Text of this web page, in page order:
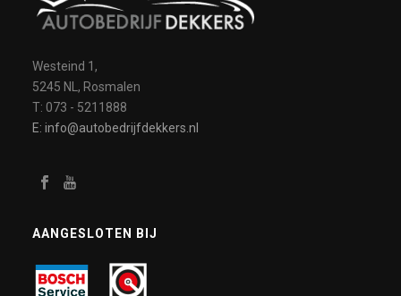
Westeind 1,
5245 NL, Rosmalen
T: 073 - 5211888
E: info@autobedrijfdekkers.nl
AANGESLOTEN BIJ